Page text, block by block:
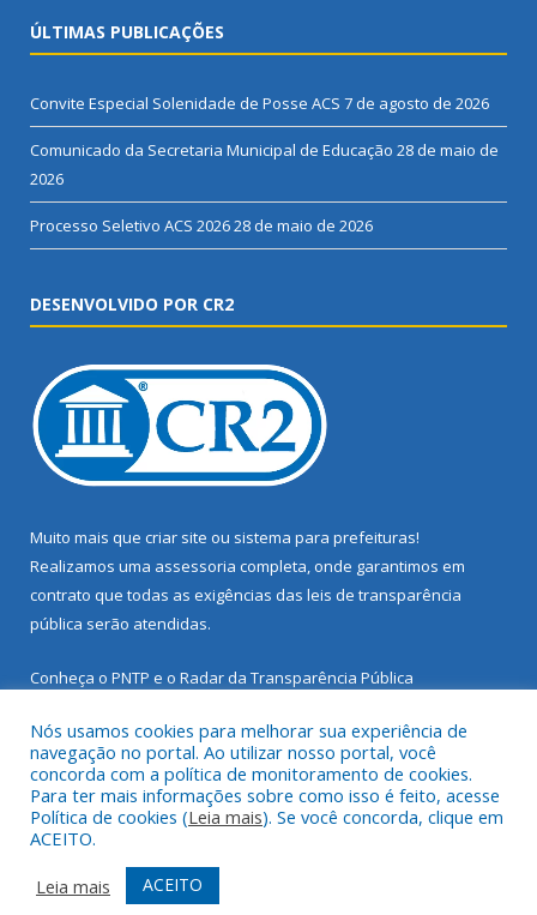
ÚLTIMAS PUBLICAÇÕES
Convite Especial Solenidade de Posse ACS 7 de agosto de 2026
Comunicado da Secretaria Municipal de Educação 28 de maio de
2026
Processo Seletivo ACS 202628 de maio de 2026
DESENVOLVIDO POR CR2
Muito mais que criar site ou sistema para prefeituras!
Realizamos uma assessoria completa, onde garantimos em
contrato que todas as exigências das leis de transparência
pública serão atendidas.
Conheça o PNTP e o Radar da Transparência Pública
Todos os direitos reservados a Prefeitura Municipal de Santarém
Novo.
Mapa do Site
Acessar Área Administrativa
Acessar Webmail
Nós usamos cookies para melhorar sua experiência de
navegação no portal. Ao utilizar nosso portal, você
concorda com a política de monitoramento de cookies.
Para ter mais informações sobre como isso é feito, acesse
Política de cookies (Leia mais). Se você concorda, clique em
ACEITO.
Leia mais
ACEITO